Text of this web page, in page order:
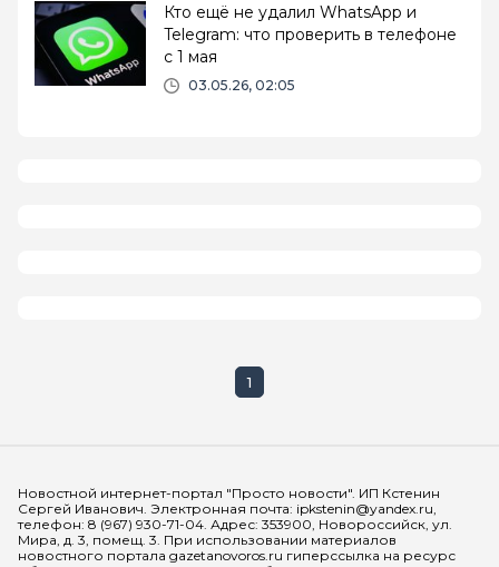
Кто ещё не удалил WhatsApp и
Telegram: что проверить в телефоне
с 1 мая
03.05.26, 02:05
1
Новостной интернет-портал "Просто новости". ИП Кстенин
Сергей Иванович. Электронная почта: ipkstenin@yandex.ru,
телефон: 8 (967) 930-71-04. Адрес: 353900, Новороссийск, ул.
Мира, д. 3, помещ. 3. При использовании материалов
новостного портала gazetanovoros.ru гиперссылка на ресурс